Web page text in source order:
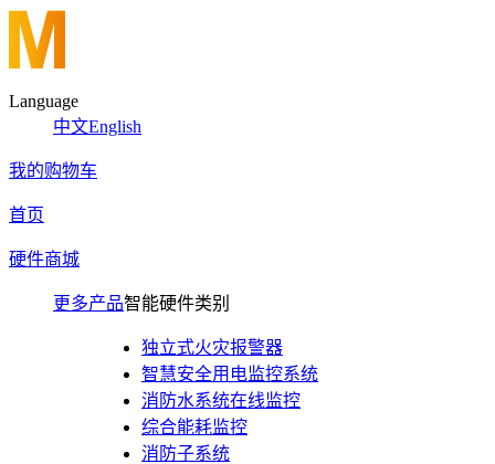
Language
中文English
我的购物车
首页
硬件商城
更多产品智能硬件类别
独立式火灾报警器
智慧安全用电监控系统
消防水系统在线监控
综合能耗监控
消防子系统